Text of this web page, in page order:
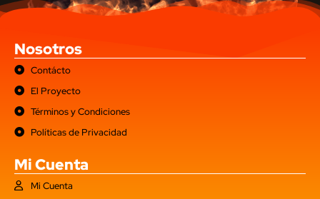
Nosotros
Contácto
El Proyecto
Términos y Condiciones
Políticas de Privacidad
Mi Cuenta
Mi Cuenta